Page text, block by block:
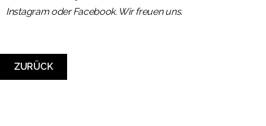
Instagram oder Facebook. Wir freuen uns.
ZURÜCK